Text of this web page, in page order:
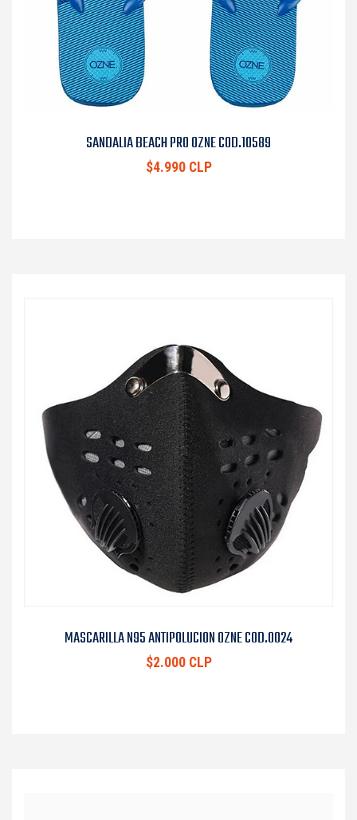
SANDALIA BEACH PRO OZNE COD.10589
$4.990 CLP
MASCARILLA N95 ANTIPOLUCION OZNE COD.0024
$2.000 CLP